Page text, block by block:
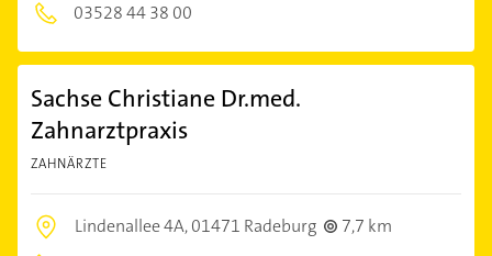
03528 44 38 00
Sachse Christiane Dr.med.
Zahnarztpraxis
ZAHNÄRZTE
Lindenallee 4A,01471 Radeburg
7,7 km